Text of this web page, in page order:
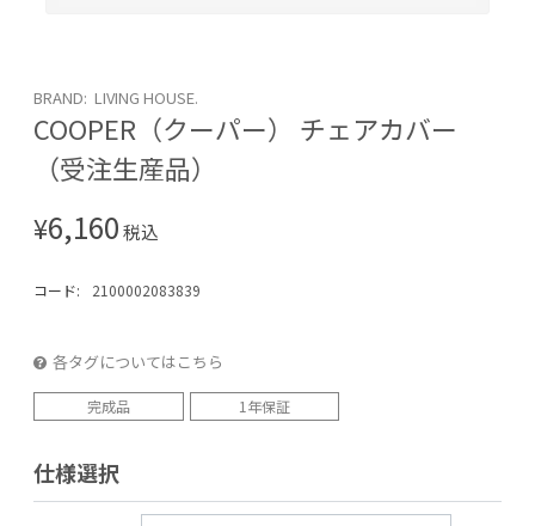
BRAND: LIVING HOUSE.
COOPER（クーパー） チェアカバー
（受注生産品）
¥6,160税込
コード: 2100002083839
各タグについてはこちら
完成品 1年保証
仕様選択